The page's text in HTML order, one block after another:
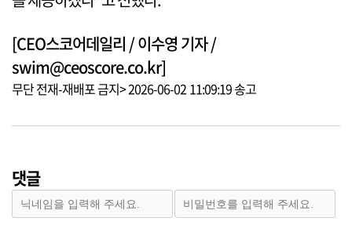
[CEO스코어데일리 / 이수영 기자 /
swim@ceoscore.co.kr]
무단 전재-재배포 금지> 2026-06-02 11:09:19 송고
댓글